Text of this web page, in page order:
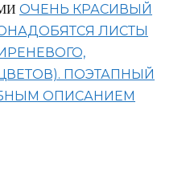
ОЧЕНЬ КРАСИВЫЙ
ЛИСТЫ
ПОЭТАПНЫЙ
ОПИСАНИЕМ